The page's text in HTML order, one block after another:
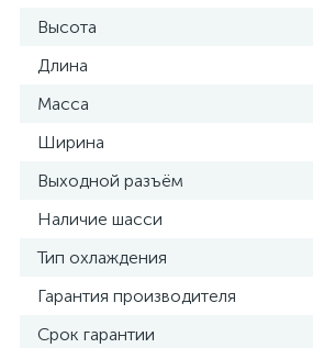
Высота
Длина
Масса
Ширина
Выходной разъём
Наличие шасси
Тип охлаждения
Гарантия производителя
Срок гарантии